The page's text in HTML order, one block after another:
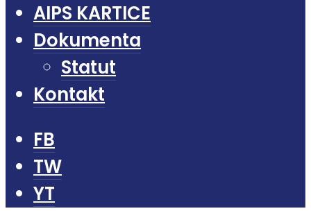
AIPS KARTICE
Dokumenta
Statut
Kontakt
FB
TW
YT